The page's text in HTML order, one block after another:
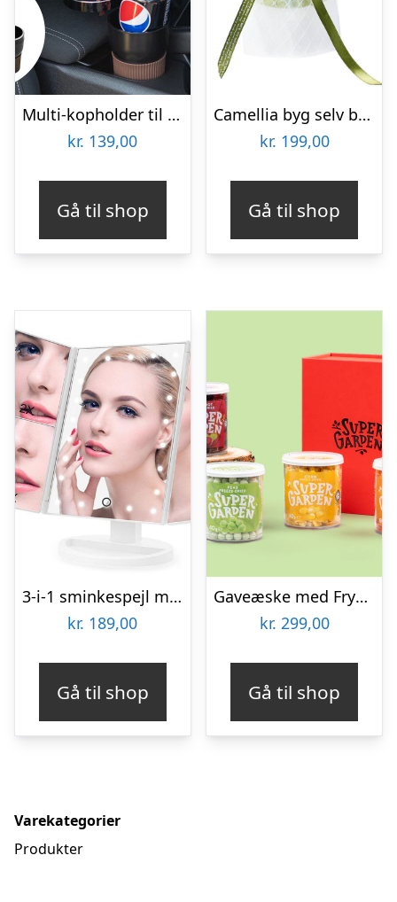
Multi-kopholder til Bilen
kr. 139,00
Gå til shop
Camellia byg selv blomst Rokrâ¢ (AF011)
kr. 199,00
Gå til shop
3-i-1 sminkespejl med forstørrelseszoner og lys
kr. 189,00
Gå til shop
Gaveæske med Frysetørrede Grøntsager
kr. 299,00
Gå til shop
Varekategorier
Produkter